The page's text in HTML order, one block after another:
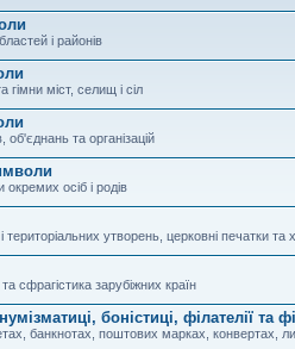
і районів
гімни міст, селищ і сіл
та організацій
осіб і родів
територіальних утворень, церковні печатки та
сфрагістика зарубіжних країн
боністиці, філателії та
банкнотах, поштових марках, конвертах,